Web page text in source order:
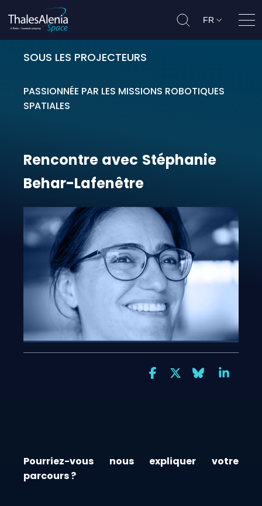
FR
SOUS LES PROJECTEURS
Rencontre avec Stéphanie
PASSIONNÉE PAR LES MISSIONS ROBOTIQUES
SPATIALES
Rencontre avec Stéphanie
Behar-Lafenêtre
Pourriez-vous nous expliquer votre
parcours ?